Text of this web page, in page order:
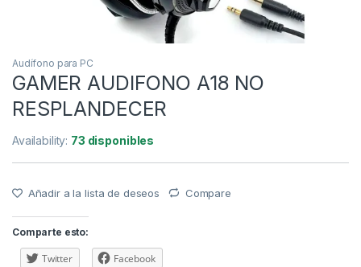
Audífono para PC
GAMER AUDIFONO A18 NO
RESPLANDECER
Availability: 73 disponibles
Añadir a la lista de deseos Compare
Comparte esto:
Twitter Facebook